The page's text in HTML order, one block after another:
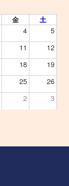
金 土
4
5
11
12
18
19
25
26
2 3